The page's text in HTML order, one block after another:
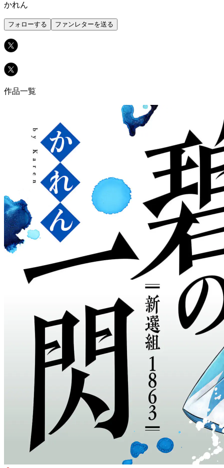
かれん
フォローする ファンレターを送る
作品一覧